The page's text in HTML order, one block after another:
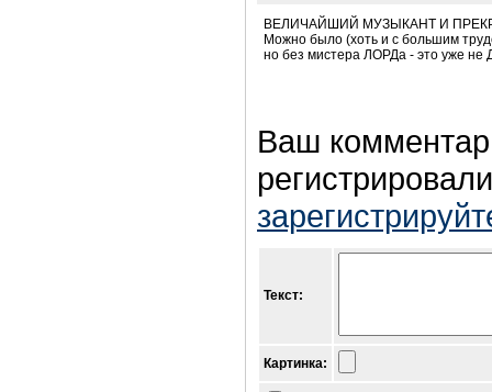
ВЕЛИЧАЙШИЙ МУЗЫКАНТ И
Можно было (хоть и с большим
но без мистера ЛОРДа - это уже
Ваш
Текст:
Картинка: